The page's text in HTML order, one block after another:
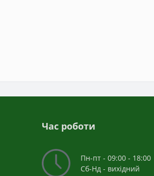
Час роботи
Пн-пт - 09:00 - 18:00
Сб-Нд - вихідний